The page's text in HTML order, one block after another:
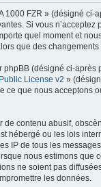
1000 FZR » (désigné ci-
Si vous n’acceptez
quel moment et
que des
phpBB (désigné ci-
License v2 »
ce que nous acceptons
de contenu abusif,
hébergé ou les lois
IP de tous les
nous estimons que
ne soient pas
les données.